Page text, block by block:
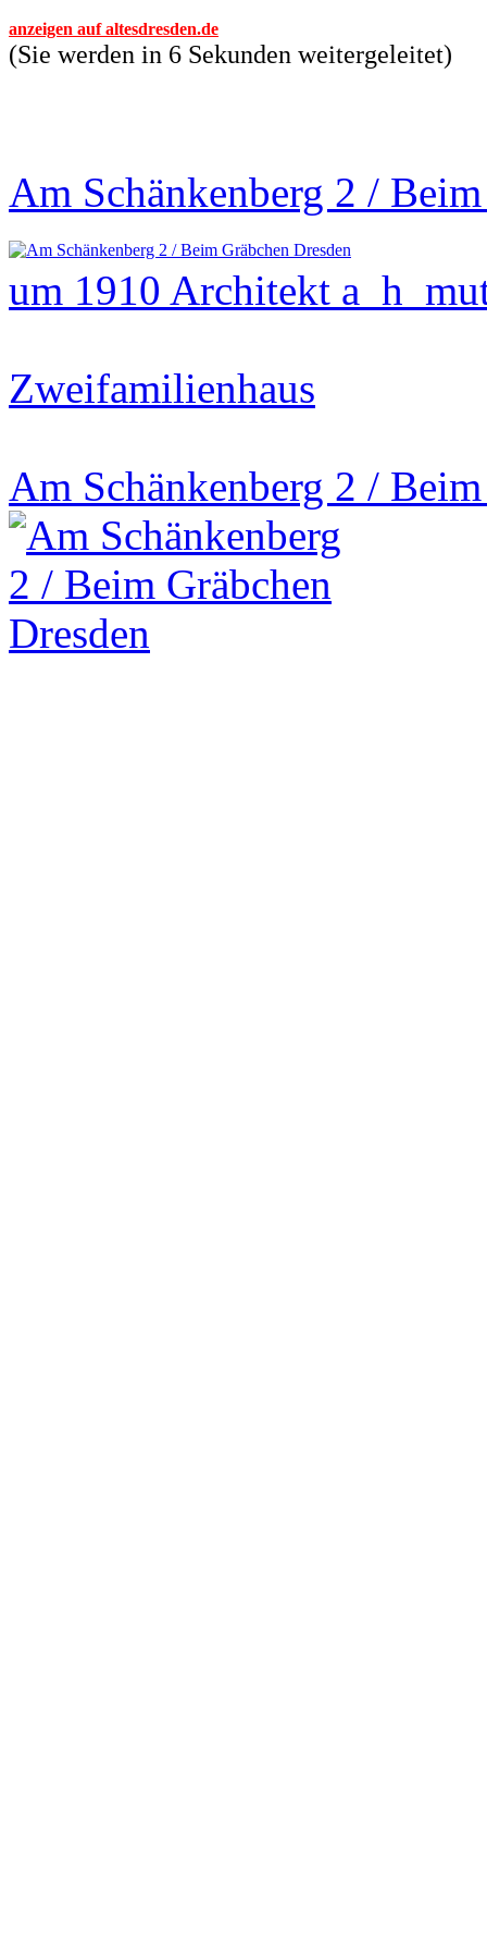
anzeigen auf altesdresden.de
(Sie werden in 6 Sekunden weitergeleitet)
Am Schänkenberg 2 /
um 1910 Architekt
Zweifamilienhaus
Am Schänkenberg 2 /